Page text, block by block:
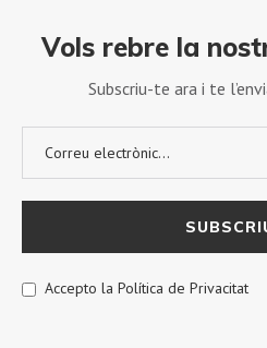
Vols rebre la
Subscriu-te ara i te
Accepto la Política de Privacitat